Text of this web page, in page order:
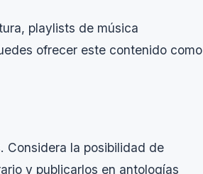
playlists de música
ofrecer este contenido como
Considera la posibilidad de
y publicarlos en antologías